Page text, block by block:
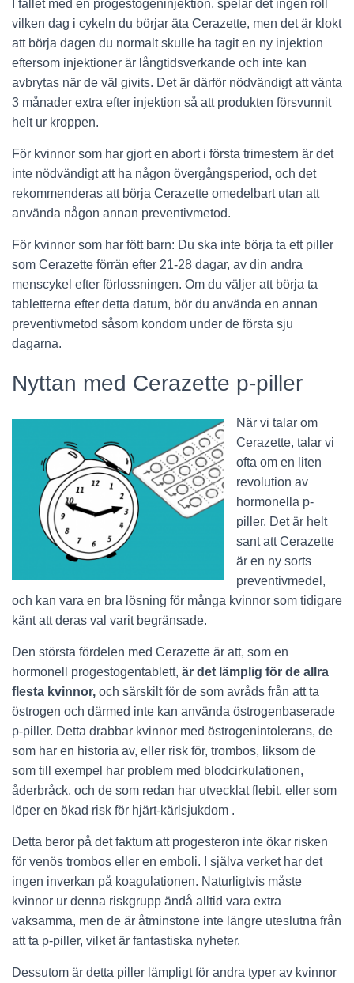
I fallet med en progestogeninjektion, spelar det ingen roll
vilken dag i cykeln du börjar äta Cerazette, men det är klokt
att börja dagen du normalt skulle ha tagit en ny injektion
eftersom injektioner är långtidsverkande och inte kan
avbrytas när de väl givits. Det är därför nödvändigt att vänta
3 månader extra efter injektion så att produkten försvunnit
helt ur kroppen.
För kvinnor som har gjort en abort i första trimestern är det
inte nödvändigt att ha någon övergångsperiod, och det
rekommenderas att börja Cerazette omedelbart utan att
använda någon annan preventivmetod.
För kvinnor som har fött barn: Du ska inte börja ta ett piller
som Cerazette förrän efter 21-28 dagar, av din andra
menscykel efter förlossningen. Om du väljer att börja ta
tabletterna efter detta datum, bör du använda en annan
preventivmetod såsom kondom under de första sju
dagarna.
Nyttan med Cerazette p-piller
När vi talar om
Cerazette, talar vi
ofta om en liten
revolution av
hormonella p-
piller. Det är helt
sant att Cerazette
är en ny sorts
preventivmedel,
och kan vara en bra lösning för många kvinnor som tidigare
känt att deras val varit begränsade.
Den största fördelen med Cerazette är att, som en
hormonell progestogentablett, är det lämplig för de allra
flesta kvinnor, och särskilt för de som avråds från att ta
östrogen och därmed inte kan använda östrogenbaserade
p-piller. Detta drabbar kvinnor med östrogenintolerans, de
som har en historia av, eller risk för, trombos, liksom de
som till exempel har problem med blodcirkulationen,
åderbråck, och de som redan har utvecklat flebit, eller som
löper en ökad risk för hjärt-kärlsjukdom .
Detta beror på det faktum att progesteron inte ökar risken
för venös trombos eller en emboli. I själva verket har det
ingen inverkan på koagulationen. Naturligtvis måste
kvinnor ur denna riskgrupp ändå alltid vara extra
vaksamma, men de är åtminstone inte längre uteslutna från
att ta p-piller, vilket är fantastiska nyheter.
Dessutom är detta piller lämpligt för andra typer av kvinnor